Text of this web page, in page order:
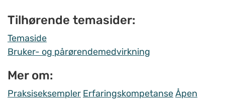
Tilhørende temasider:
Temaside
Bruker- og pårørendemedvirkning
Mer om:
Praksiseksempler ErfaringskompetanseÅpen